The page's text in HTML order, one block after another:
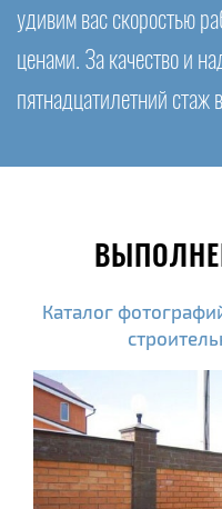
удивим вас скоростью
ценами. За качество и
пятнадцатилетний стаж
Каталог